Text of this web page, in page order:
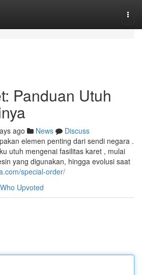
Panduan Utuh
ago News
Discuss
elemen penting dari sendi negara .
utuh mengenai fasilitas karet , mulai
yang digunakan, hingga evolusi saat
special-order/
Who Upvoted